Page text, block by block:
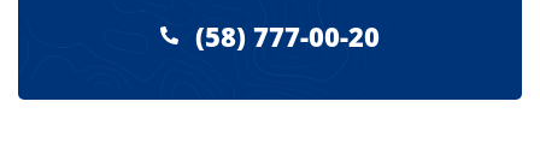
(58) 777-00-20